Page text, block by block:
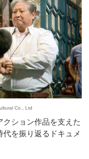
Co., Ltd
ション作品を支えた
を振り返るドキュメ